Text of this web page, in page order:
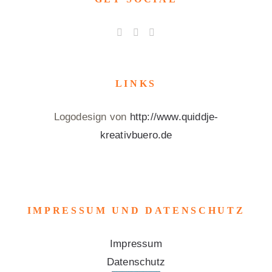
LINKS
Logodesign von http://www.quiddje-
kreativbuero.de
IMPRESSUM UND DATENSCHUTZ
Impressum
Datenschutz